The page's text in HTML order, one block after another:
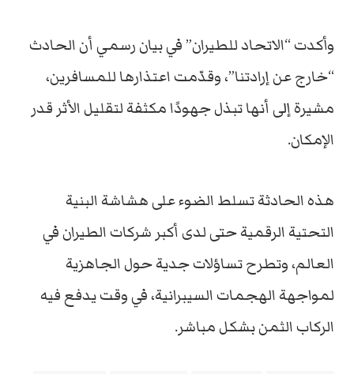
وأكدت “الاتحاد للطيران” في بيان رسمي أن الحادث
“خارج عن إرادتنا”، وقدّمت اعتذارها للمسافرين،
مشيرة إلى أنها تبذل جهودًا مكثفة لتقليل الأثر قدر
الإمكان.
هذه الحادثة تسلط الضوء على هشاشة البنية
التحتية الرقمية حتى لدى أكبر شركات الطيران في
العالم، وتطرح تساؤلات جدية حول الجاهزية
لمواجهة الهجمات السيبرانية، في وقت يدفع فيه
الركاب الثمن بشكل مباشر.